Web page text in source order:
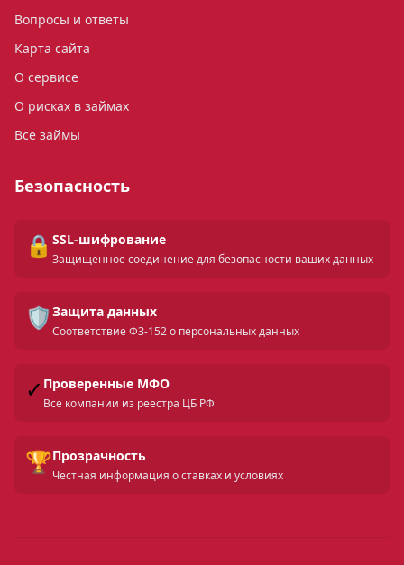
Вопросы и ответы
Карта сайта
О сервисе
О рисках в займах
Все займы
Безопасность
🔒 SSL-шифрование
Защищенное соединение для безопасности ваших данных
🛡️ Защита данных
Соответствие ФЗ-152 о персональных данных
✓ Проверенные МФО
Все компании из реестра ЦБ РФ
🏆Прозрачность
Честная информация о ставках и условиях